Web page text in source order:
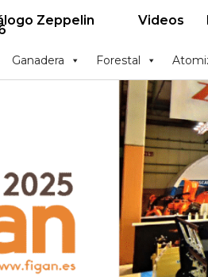
Zeppelin Videos
Ganadera Forestal